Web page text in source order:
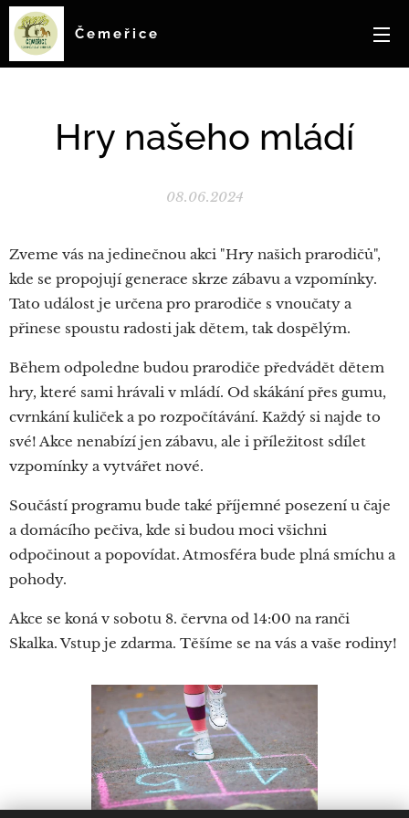
Čemeřice
Hry našeho mládí
08.06.2024
Zveme vás na jedinečnou akci "Hry našich prarodičů",
kde se propojují generace skrze zábavu a vzpomínky.
Tato událost je určena pro prarodiče s vnoučaty a
přinese spoustu radosti jak dětem, tak dospělým.
Během odpoledne budou prarodiče předvádět dětem
hry, které sami hrávali v mládí. Od skákání přes gumu,
cvrnkání kuliček a po rozpočítávání. Každý si najde to
své! Akce nenabízí jen zábavu, ale i příležitost sdílet
vzpomínky a vytvářet nové.
Součástí programu bude také příjemné posezení u čaje
a domácího pečiva, kde si budou moci všichni
odpočinout a popovídat. Atmosféra bude plná smíchu a
pohody.
Akce se koná v sobotu 8. června od 14:00 na ranči
Skalka. Vstup je zdarma. Těšíme se na vás a vaše rodiny!